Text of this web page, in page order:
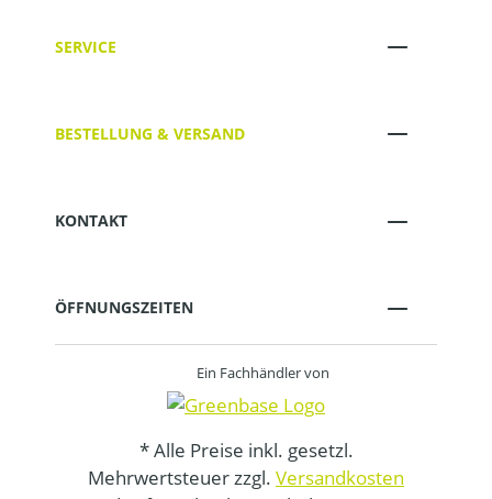
SERVICE
BESTELLUNG & VERSAND
KONTAKT
ÖFFNUNGSZEITEN
Ein Fachhändler von
* Alle Preise inkl. gesetzl.
Mehrwertsteuer zzgl. Versandkosten